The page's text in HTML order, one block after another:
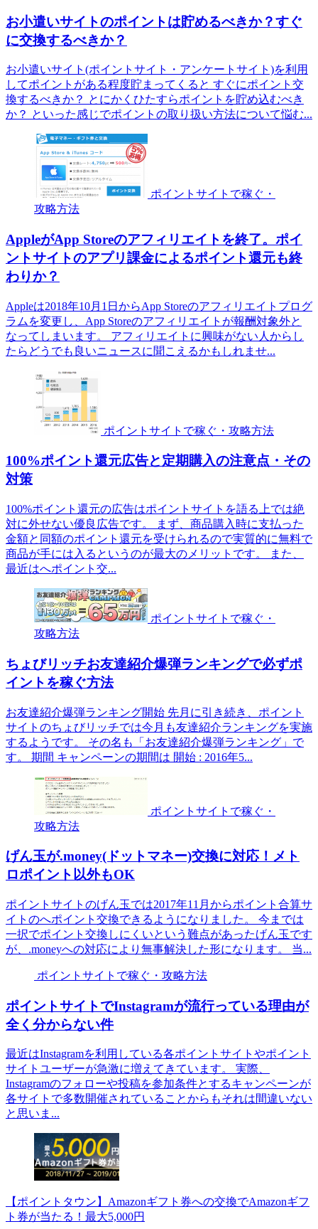
お小遣いサイトのポイントは貯めるべきか？すぐ
に交換するべきか？
お小遣いサイト(ポイントサイト・アンケートサイト)を利用
してポイントがある程度貯まってくると すぐにポイント交
換するべきか？ とにかくひたすらポイントを貯め込むべき
か？ といった感じでポイントの取り扱い方法について悩む...
ポイントサイトで稼ぐ・
攻略方法
AppleがApp Storeのアフィリエイトを終了。ポイ
ントサイトのアプリ課金によるポイント還元も終
わりか？
Appleは2018年10月1日からApp Storeのアフィリエイトプログ
ラムを変更し、App Storeのアフィリエイトが報酬対象外と
なってしまいます。 アフィリエイトに興味がない人からし
たらどうでも良いニュースに聞こえるかもしれませ...
ポイントサイトで稼ぐ・攻略方法
100%ポイント還元広告と定期購入の注意点・その
対策
100%ポイント還元の広告はポイントサイトを語る上では絶
対に外せない優良広告です。 まず、商品購入時に支払った
金額と同額のポイント還元を受けられるので実質的に無料で
商品が手には入るというのが最大のメリットです。 また、
最近はへポイント交...
ポイントサイトで稼ぐ・
攻略方法
ちょびリッチお友達紹介爆弾ランキングで必ずポ
イントを稼ぐ方法
お友達紹介爆弾ランキング開始 先月に引き続き、ポイント
サイトのちょびリッチでは今月も友達紹介ランキングを実施
するようです。 その名も「お友達紹介爆弾ランキング」で
す。 期間 キャンペーンの期間は 開始 : 2016年5...
ポイントサイトで稼ぐ・
攻略方法
げん玉が.money(ドットマネー)交換に対応！メト
ロポイント以外もOK
ポイントサイトのげん玉では2017年11月からポイント合算サ
イトのへポイント交換できるようになりました。 今までは
一択でポイント交換しにくいという難点があったげん玉です
が、.moneyへの対応により無事解決した形になります。 当...
ポイントサイトで稼ぐ・攻略方法
ポイントサイトでInstagramが流行っている理由が
全く分からない件
最近はInstagramを利用している各ポイントサイトやポイント
サイトユーザーが急激に増えてきています。 実際、
Instagramのフォローや投稿を参加条件とするキャンペーンが
各サイトで多数開催されていることからもそれは間違いない
と思いま...
【ポイントタウン】Amazonギフト券への交換でAmazonギフ
ト券が当たる！最大5,000円